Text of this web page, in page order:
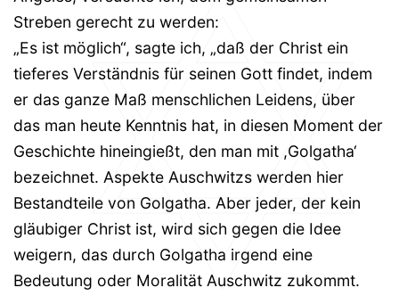
Streben gerecht zu werden:
„Es ist möglich“, sagte ich, „daß der Christ ein
tieferes Verständnis für seinen Gott findet, indem
er das ganze Maß menschlichen Leidens, über
das man heute Kenntnis hat, in diesen Moment der
Geschichte hineingießt, den man mit ,Golgatha‘
bezeichnet. Aspekte Auschwitzs werden hier
Bestandteile von Golgatha. Aber jeder, der kein
gläubiger Christ ist, wird sich gegen die Idee
weigern, das durch Golgatha irgend eine
Bedeutung oder Moralität Auschwitz zukommt.